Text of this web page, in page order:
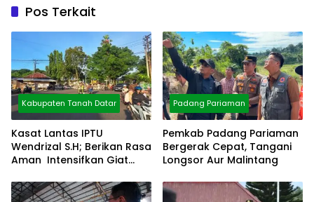
Pos Terkait
Kabupaten Tanah Datar
Kasat Lantas IPTU
Wendrizal S.H; Berikan Rasa
Aman Intensifkan Giat
Padang Pariaman
Pemkab Padang Pariaman
Bergerak Cepat, Tangani
Longsor Aur Malintang